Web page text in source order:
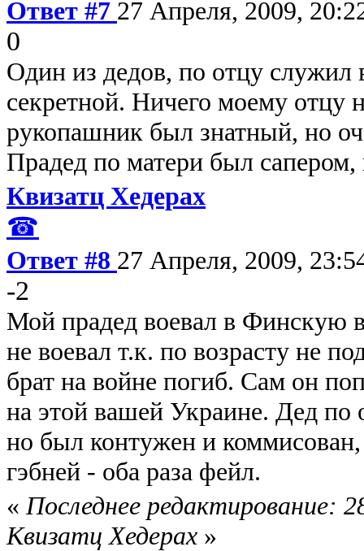
Ответ #7 27 Апреля, 2009,
0
Один из дедов, по отцу служил
секретной. Ничего моему отцу
рукопашник был знатный, но
Прадед по матери был сапером,
Квизатц Хедерах
☎
Ответ #8 27 Апреля, 2009,
-2
Мой прадед воевал в Финскую
не воевал т.к. по возрасту не
брат на войне погиб. Сам он
на этой вашей Украине. Дед по
но был контужен и
гэбней - оба раза фейл.
« Последнее редактирование:
Квизатц Хедерах »